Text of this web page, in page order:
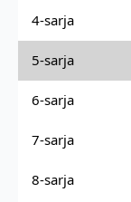
4-sarja
5-sarja
6-sarja
7-sarja
8-sarja